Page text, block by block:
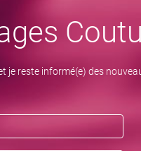
je reste informé(e) des